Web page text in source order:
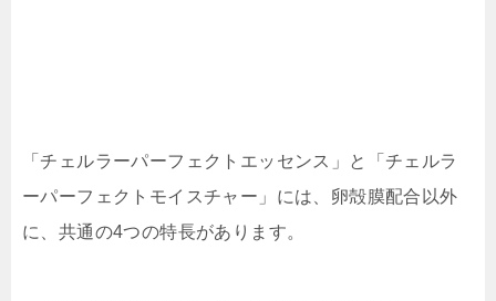
「チェルラーパーフェクトエッセンス」と「チェルラ
ーパーフェクトモイスチャー」には、卵殻膜配合以外
に、共通の4つの特長があります。